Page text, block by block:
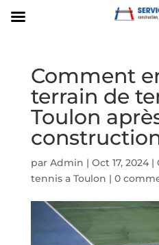
Comment
terrain de
Toulon
par Admin | Oct 17, 2024|
tennis a Toulon | 0